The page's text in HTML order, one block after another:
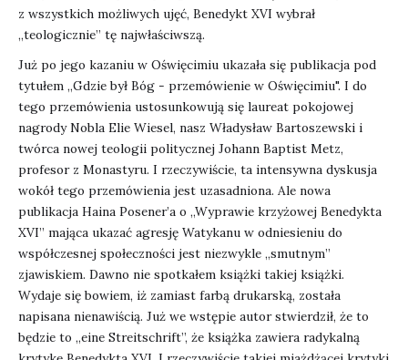
z wszystkich możliwych ujęć, Benedykt XVI wybrał
„teologicznie” tę najwłaściwszą.
Już po jego kazaniu w Oświęcimiu ukazała się publikacja pod
tytułem „Gdzie był Bóg - przemówienie w Oświęcimiu". I do
tego przemówienia ustosunkowują się laureat pokojowej
nagrody Nobla Elie Wiesel, nasz Władysław Bartoszewski i
twórca nowej teologii politycznej Johann Baptist Metz,
profesor z Monastyru. I rzeczywiście, ta intensywna dyskusja
wokół tego przemówienia jest uzasadniona. Ale nowa
publikacja Haina Posener’a o „Wyprawie krzyżowej Benedykta
XVI” mająca ukazać agresję Watykanu w odniesieniu do
współczesnej społeczności jest niezwykle „smutnym”
zjawiskiem. Dawno nie spotkałem książki takiej książki.
Wydaje się bowiem, iż zamiast farbą drukarską, została
napisana nienawiścią. Już we wstępie autor stwierdził, że to
będzie to „eine Streitschrift”, że książka zawiera radykalną